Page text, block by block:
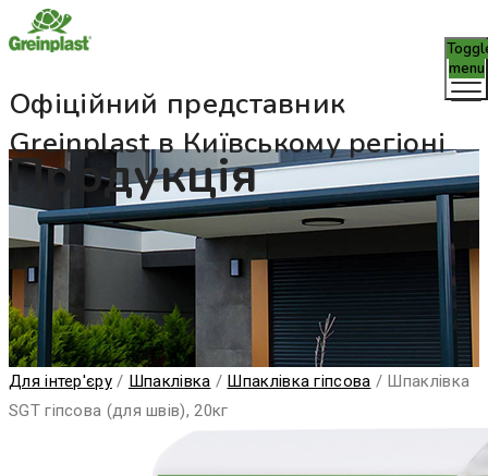
Офіційний представник
Greinplast в Київському регіоні
menu
Продукція
Для інтер'єру/ Шпаклівка / Шпаклівка гіпсова / Шпаклівка
SGT гіпсова (для швів), 20кг